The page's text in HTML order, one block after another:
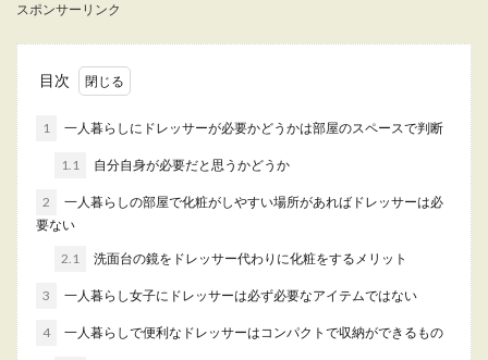
れに見せる方法【女子向け】
膨らみます。...
スポンサーリンク
目次
1 一人暮らしにドレッサーが必要かどうかは部屋のスペースで判断
1.1 自分自身が必要だと思うかどうか
2
一人暮らしの部屋で化粧がしやすい場所があればドレッサーは必
要ない
2.1 洗面台の鏡をドレッサー代わりに化粧をするメリット
3 一人暮らし女子にドレッサーは必ず必要なアイテムではない
4 一人暮らしで便利なドレッサーはコンパクトで収納ができるもの